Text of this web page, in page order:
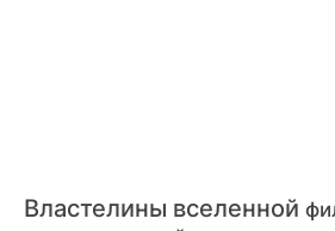
Властелины вселенной